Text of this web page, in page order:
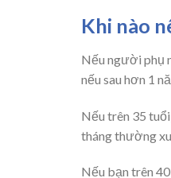
Khi nào
Nếu người phụ
nếu sau hơn 1
Nếu trên 35
tháng thường
Nếu bạn trên